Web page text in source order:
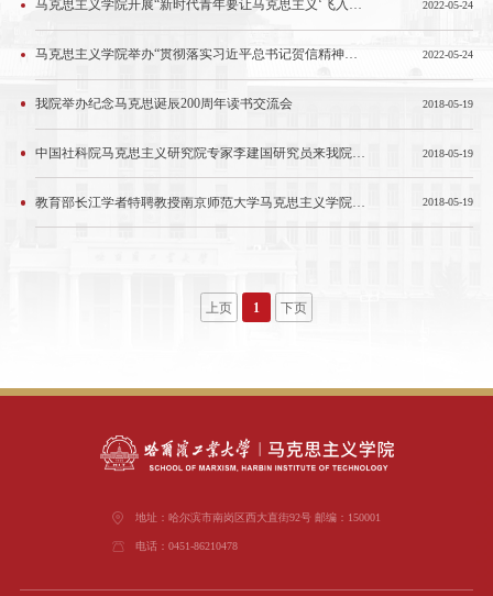
马克思主义学院开展“新时代青年要让马克思主义‘飞入寻常百姓家’”主题讲座 2022-05-24
马克思主义学院举办“贯彻落实习近平总书记贺信精神教育教学成果”研讨会 2022-05-24
我院举办纪念马克思诞辰200周年读书交流会 2018-05-19
中国社科院马克思主义研究院专家李建国研究员来我院做学术讲座和学术交流 2018-05-19
教育部长江学者特聘教授南京师范大学马克思主义学院博士生导师王永贵教授 来我院学术交流 并做精彩讲座 2018-05-19
上页 1 下页
地址：哈尔滨市南岗区西大直街92号 邮编：150001
电话：0451-86210478